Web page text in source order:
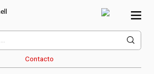
Contacto